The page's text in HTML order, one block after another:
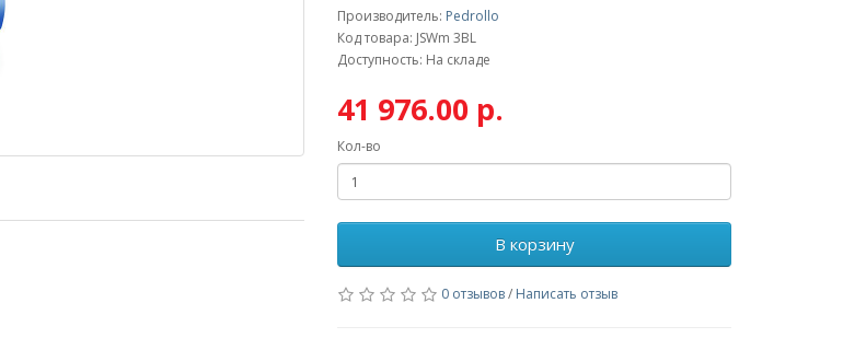
Производитель: Pedrollo
Код товара: JSWm 3BL
Доступность: На складе
41 976.00 р.
Кол-во
В корзину
0 отзывов/ Написать отзыв